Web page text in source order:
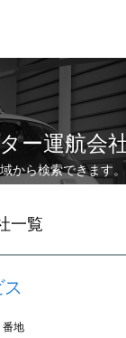
ー運航会
から検索できます。
一覧
地